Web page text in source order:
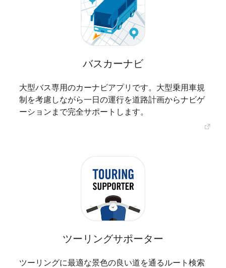
バスカーナビ
大型バス専用のカーナビアプリです。大型乗用車規
制を考慮しながら一日の運行を道路計画からナビゲ
ーションまで完全サポートします。
ツーリングサポーター
ツーリングに最適な景色の良い道を通るルート検索